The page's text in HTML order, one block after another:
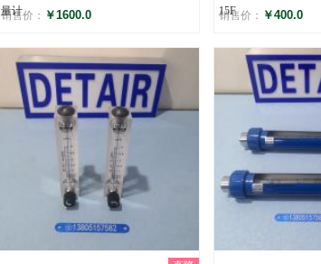
量计
销售价： ￥1600.0
评分
()
15F
销售价： ￥400.0
评分
()